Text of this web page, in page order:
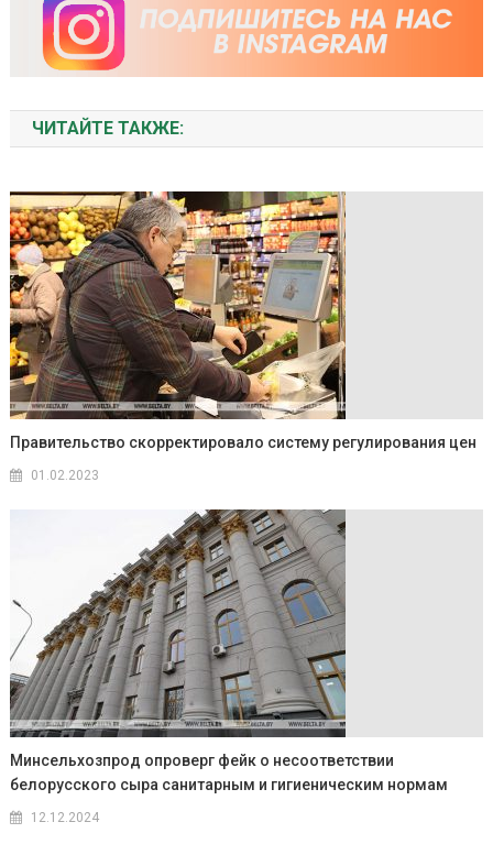
ЧИТАЙТЕ ТАКЖЕ:
Правительство скорректировало систему регулирования цен
01.02.2023
Минсельхозпрод опроверг фейк о несоответствии
белорусского сыра санитарным и гигиеническим нормам
12.12.2024